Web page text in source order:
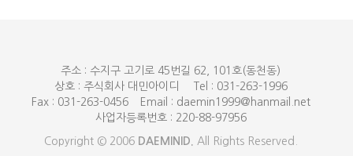
주소 : 수지구 고기로 45번길 62, 101호(동천동)
상호 : 주식회사 대민아이디
Tel : 031-263-1996
Fax : 031-263-0456
Email : daemin1999@hanmail.net
사업자등록번호 : 220-88-97956
Copyright © 2006 DAEMINID. All Rights Reserved.